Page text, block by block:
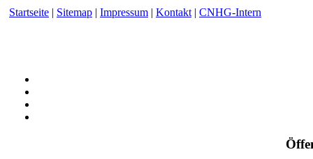
Startseite | Sitemap | Impressum | Kontakt | CNHG-Intern